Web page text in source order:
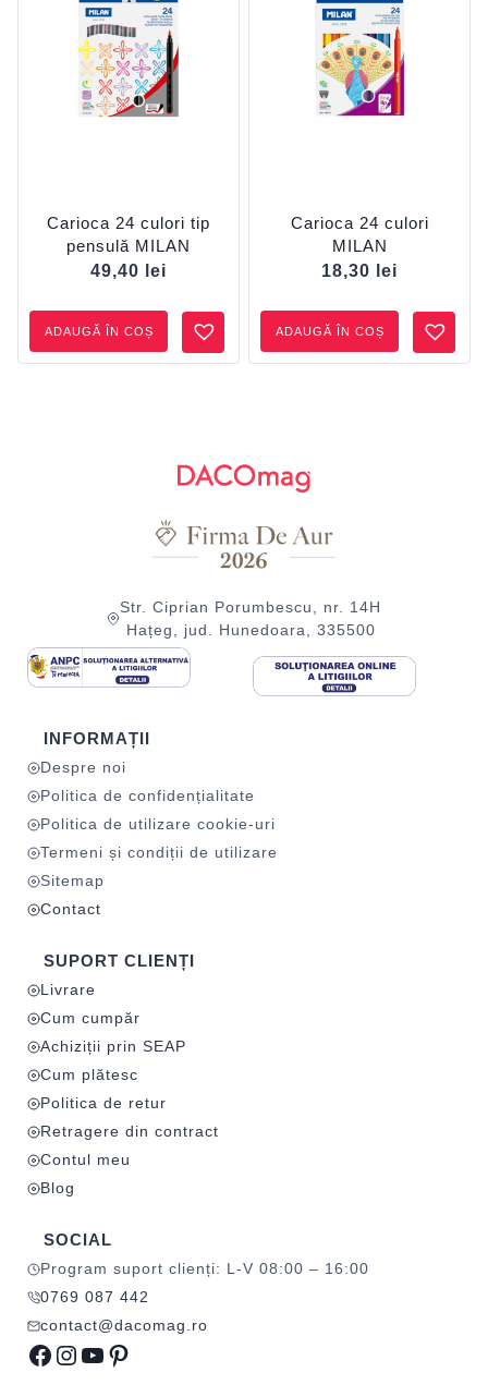
Carioca 24 culori tip
pensulă MILAN
49,40
lei
ADAUGĂ ÎN COȘ
Carioca 24 culori
MILAN
18,30
lei
ADAUGĂ ÎN COȘ
Str. Ciprian Porumbescu, nr. 14H
Hațeg, jud. Hunedoara, 335500
INFORMAȚII
Despre noi
Politica de confidențialitate
Politica de utilizare cookie-uri
Termeni și condiții de utilizare
Sitemap
Contact
SUPORT CLIENȚI
Livrare
Cum cumpăr
Achiziții prin SEAP
Cum plătesc
Politica de retur
Retragere din contract
Contul meu
Blog
SOCIAL
Program suport clienți: L-V 08:00 – 16:00
0769 087 442
contact@dacomag.ro
Facebook
Instagram
YouTube
Pinterest